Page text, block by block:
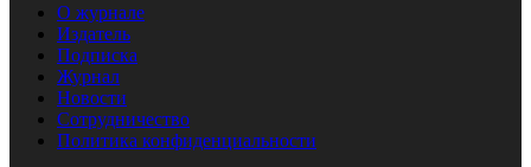
О журнале
Издатель
Подписка
Журнал
Новости
Сотрудничество
Политика конфиденциальности